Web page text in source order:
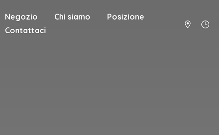
Negozio Chi siamo
Posizione
Contattaci